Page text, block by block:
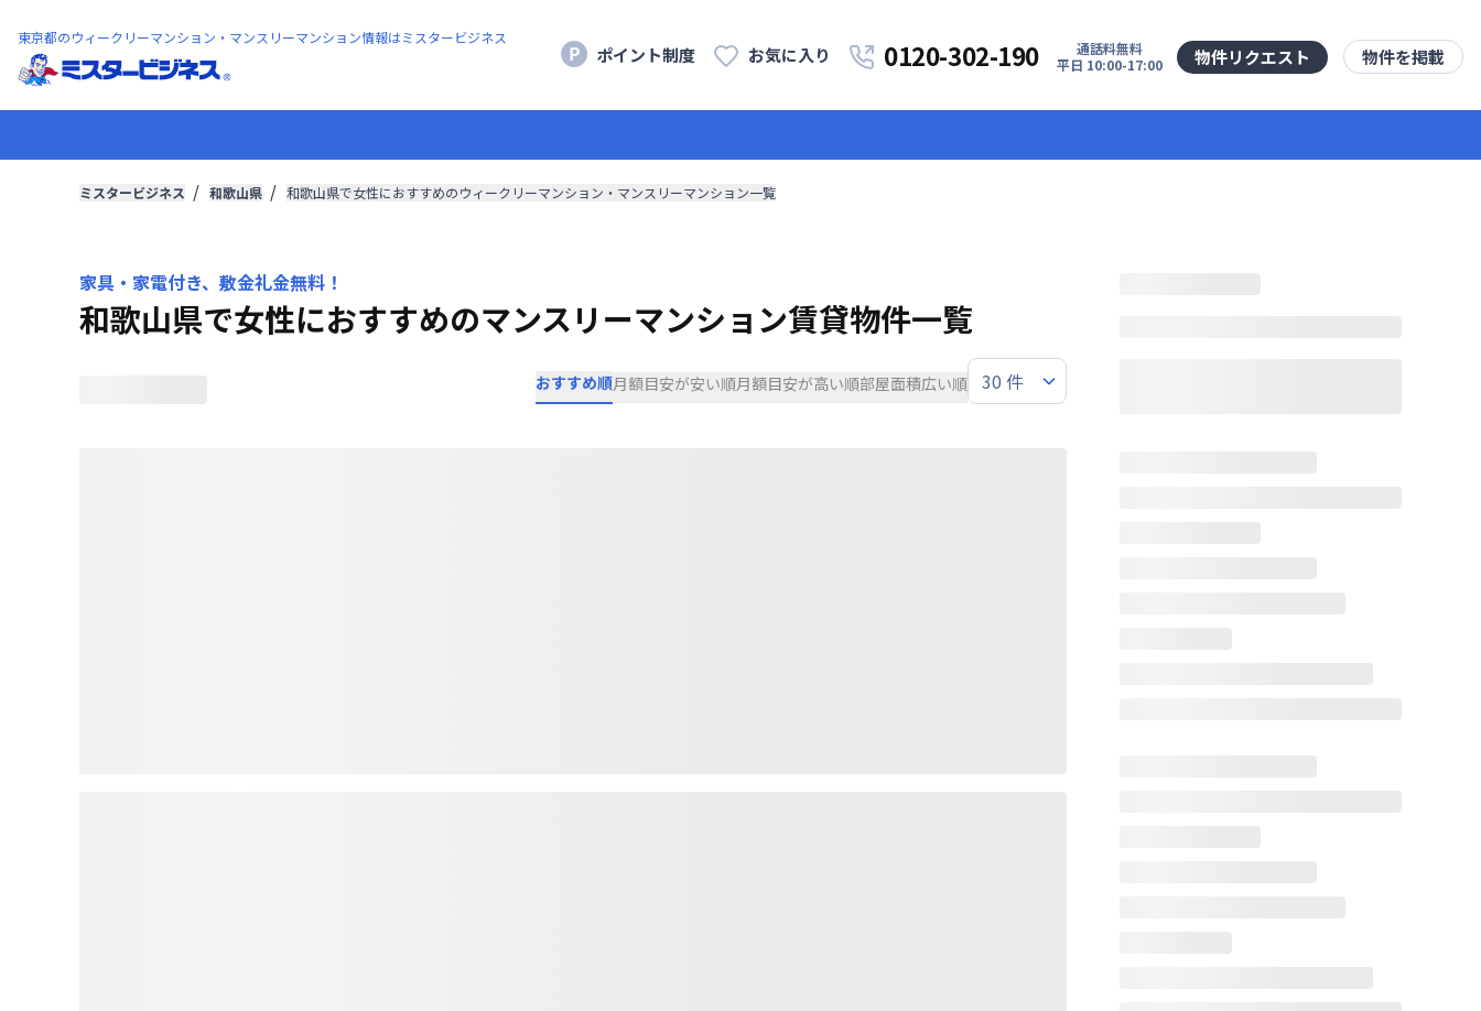
東京都のウィークリーマンション・マンスリーマンション情報はミスタービジネス
ポイント制度 お気に入り 0120-302-190
通話料無料
平日 10:00-17:00
物件リクエスト 物件を掲載
ミスタービジネス 和歌山県 和歌山県で女性におすすめのウィークリーマンション・マンスリーマンション一覧
家具・家電付き、敷金礼金無料！
和歌山県で女性におすすめのマンスリーマンション賃貸物件一覧
おすすめ順月額目安が安い順月額目安が高い順部屋面積広い順